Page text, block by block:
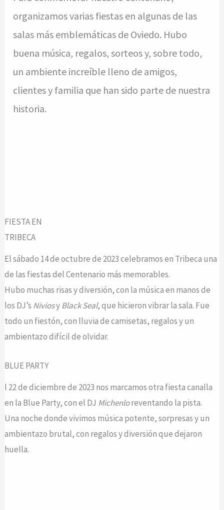
organizamos varias fiestas en algunas de las
salas más emblemáticas de Oviedo. Hubo
buena música, regalos, sorteos y, sobre todo,
un ambiente increíble lleno de amigos,
clientes y familia que han sido parte de nuestra
historia.
FIESTA EN
TRIBECA
El sábado 14 de octubre de 2023 celebramos en Tribeca una
de las fiestas del Centenario más memorables.
Hubo muchas risas y diversión, con la música en manos de
los DJ’s NiviosyBlack Seal, que hicieron vibrar la sala. Fue
todo un fiestón, con lluvia de camisetas, regalos y un
ambientazo difícil de olvidar.
BLUE PARTY
l 22 de diciembre de 2023 nos marcamos otra fiesta canalla
en la Blue Party, con el DJ Michenloreventando la pista.
Una noche donde vivimos música potente, sorpresas y un
ambientazo brutal, con regalos y diversión que dejaron
huella.